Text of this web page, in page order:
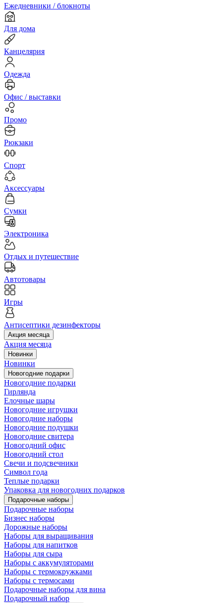
Ежедневники / блокноты
Для дома
Канцелярия
Одежда
Офис / выставки
Промо
Рюкзаки
Спорт
Аксессуары
Сумки
Электроника
Отдых и путешествие
Автотовары
Игры
Антисептики дезинфекторы
Акция месяца
Акция месяца
Новинки
Новинки
Новогодние подарки
Новогодние подарки
Гирлянда
Елочные шары
Новогодние игрушки
Новогодние наборы
Новогодние подушки
Новогодние свитера
Новогодний офис
Новогодний стол
Свечи и подсвечники
Символ года
Теплые подарки
Упаковка для новогодних подарков
Подарочные наборы
Подарочные наборы
Бизнес наборы
Дорожные наборы
Наборы для выращивания
Наборы для напитков
Наборы для сыра
Наборы с аккумуляторами
Наборы с термокружками
Наборы с термосами
Подарочные наборы для вина
Подарочный набор